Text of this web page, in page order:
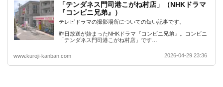
「テンダネス門司港こがね村店」（NHKドラマ
『コンビニ兄弟』）
テレビドラマの撮影場所についての短い記事です。
昨日放送が始まったNHKドラマ『コンビニ兄弟』。コンビニ
「テンダネス門司港こがね村店」です…
www.kuroji-kanban.com 2026-04-29 23:36